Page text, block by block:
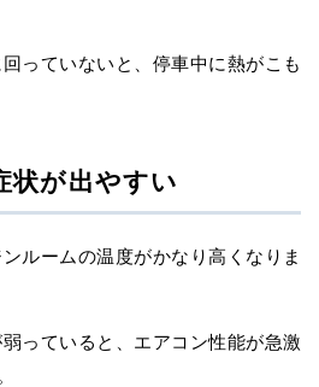
っていないと、停車中に熱がこも
状が出やすい
ルームの温度がかなり高くなりま
っていると、エアコン性能が急激